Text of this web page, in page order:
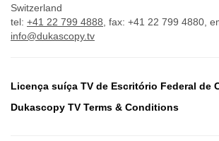
Switzerland
tel: +41 22 799 4888 , fax: +41 22 799 4880,
info@dukascopy.tv
Licença suíça TV de Escritório Federal de
Dukascopy TV Terms & Conditions